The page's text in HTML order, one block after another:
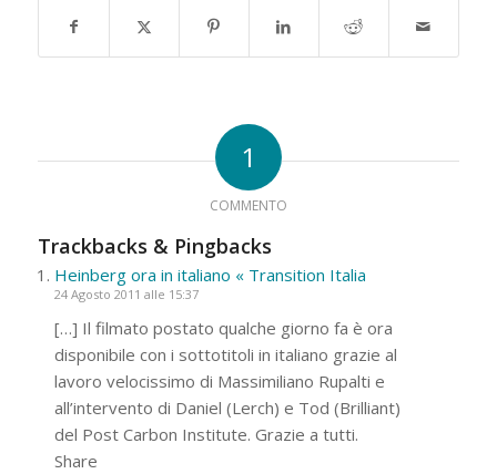
1
COMMENTO
Trackbacks & Pingbacks
Heinberg ora in italiano « Transition Italia
24 Agosto 2011 alle 15:37
[…] Il filmato postato qualche giorno fa è ora
disponibile con i sottotitoli in italiano grazie al
lavoro velocissimo di Massimiliano Rupalti e
all’intervento di Daniel (Lerch) e Tod (Brilliant)
del Post Carbon Institute. Grazie a tutti.
Share